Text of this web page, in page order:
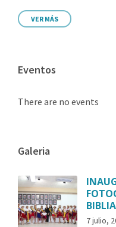
VER MÁS
Eventos
There are no events
Galeria
7 julio,